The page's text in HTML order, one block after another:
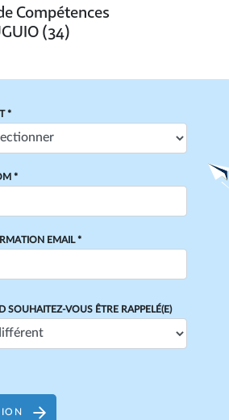
Compétences
(34)
*
*
EMAIL *
SOUHAITEZ-VOUS ÊTRE RAPPELÉ(E)